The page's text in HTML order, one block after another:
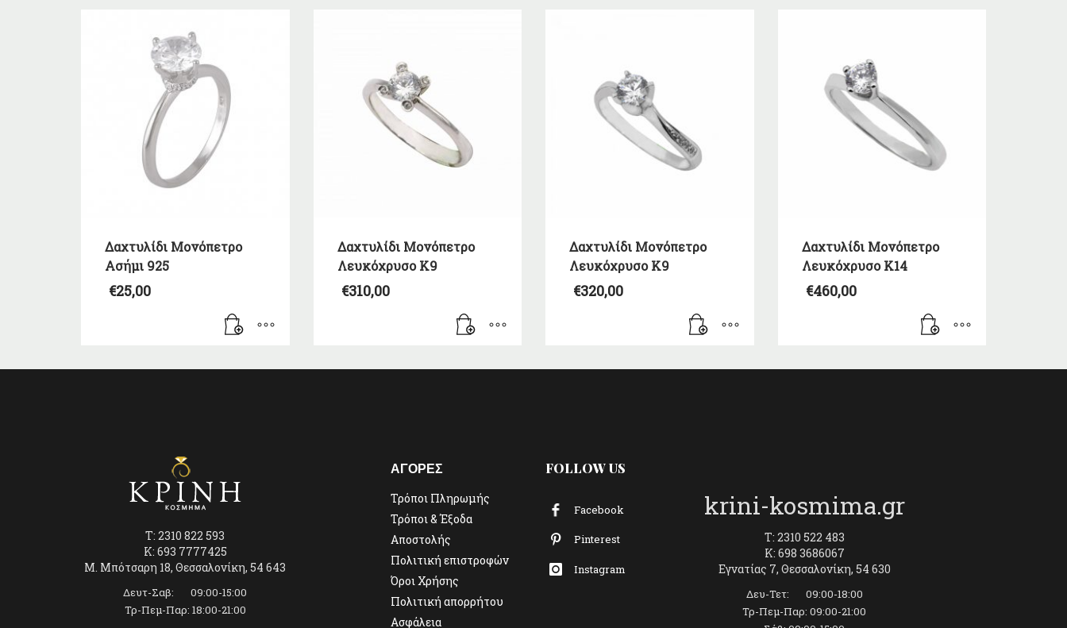
Δαχτυλίδι Μονόπετρο
Ασήμι 925
€25,00
Δαχτυλίδι Μονόπετρο
Λευκόχρυσο Κ9
€310,00
Δαχτυλίδι Μονόπετρο
Λευκόχρυσο Κ9
€320,00
Δαχτυλίδι Μονόπετρο
Λευκόχρυσο Κ14
€460,00
T: 2310 822 593
K: 693 7777425
Μ. Μπότσαρη 18, Θεσσαλονίκη, 54 643
Δευτ-Σαβ: 09:00-15:00
Τρ-Πεμ-Παρ: 18:00-21:00
ΑΓΟΡΕΣ
Τρόποι Πληρωμής
Τρόποι & Έξοδα
Αποστολής
Πολιτική επιστροφών
Όροι Χρήσης
Πολιτική απορρήτου
Ασφάλεια
FOLLOW US
Facebook
Pinterest
Instagram
krini-kosmima.gr
T: 2310 522 483
K: 698 3686067
Εγνατίας 7, Θεσσαλονίκη, 54 630
Δευ-Τετ: 09:00-18:00
Τρ-Πεμ-Παρ: 09:00-21:00